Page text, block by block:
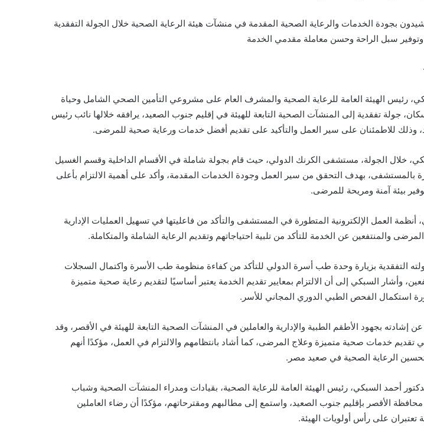
بجودة الخدمات والرعاية الصحية المقدمة في منشآت هيئة الرعاية الصحية خلال الجولة التفقدية
سبل الراحة وحسن معاملة مقدمي الخدمة
رئيس الهيئة العامة للرعاية الصحية والمشرف العام على مشروعي التأمين الصحي الشامل وحياة
جولة تفقدية إلى المنشآت الصحية التابعة للهيئة في إقليم جنوب الصعيد، يرافقه خلالها نائب رئيس
وذلك للاطمئنان على سير العمل والتأكيد على تقديم أفضل خدمات ورعاية صحية للمرضى.
خلال الجولة، مستشفى الكرنك الدولي، حيث قام بجولة شاملة في الأقسام الداخلية وقسم الغسيل
بالمستشفى، بهدف التحقق من سير العمل وجودة الخدمات المقدمة، وأكد على أهمية الالتزام بأعلى
بيئة آمنة ومريحة للمرضى.
أنظمة العمل الإلكترونية المتطورة في المستشفى والتأكد من فاعليتها في تسهيل العمليات الإدارية
والمنتفعين عن الخدمة للتأكد من تلبية احتياجاتهم وتقديم الرعاية الشاملة والمتكاملة.
التفقدية بزيارة وحدة طب أسرة الدولي للتأكد من كفاءة منظومة طب الأسرة واكتمال السجلات
وأشار السبكي إلى أن الالتزام بمعايير تقديم الخدمة يعتبر أساسيًا لتقديم رعاية صحية متميزة
استكمال الفحص الطبي الدوري المجاني للأسر.
إشادته بجهود الأطقم الطبية والإدارية والعاملين في المنشآت الصحية التابعة للهيئة في الأقصر، وقد
تقديم خدمات صحية متميزة وعلاج المرضى، كما أشاد بانتظامهم والالتزام في العمل، مؤكدًا أنهم
الرعاية الصحية في صعيد مصر.
أحمد السبكي، رئيس الهيئة العامة للرعاية الصحية، بقيادات ومدراء المنشآت الصحية وشباب
محافظة الأقصر بإقليم جنوب الصعيد، واستمع إلى مطالبهم ومقترحاتهم، مؤكدًا أن رضاء العاملين
على رأس أولويات الهيئة.